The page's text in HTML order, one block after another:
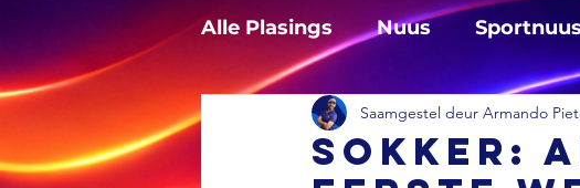
Alle Plasings Nuus Sportnuus
SOKKER:
Saamgestel deur Armando